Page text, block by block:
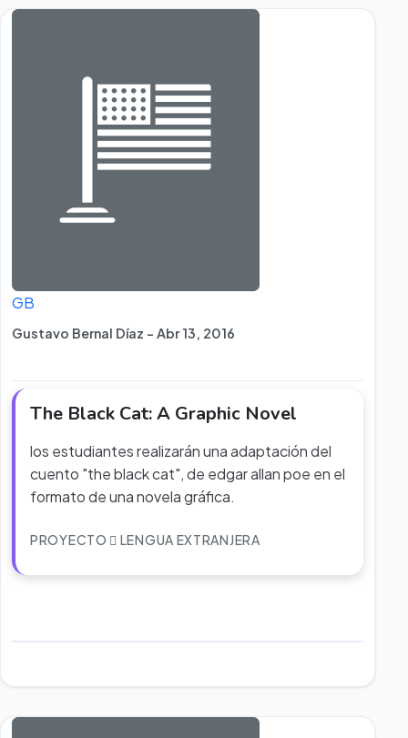
GB
Gustavo Bernal Díaz - Abr 13, 2016
The Black Cat: A Graphic Novel
los estudiantes realizarán una adaptación del
cuento "the black cat", de edgar allan poe en el
formato de una novela gráfica.
PROYECTO LENGUA EXTRANJERA